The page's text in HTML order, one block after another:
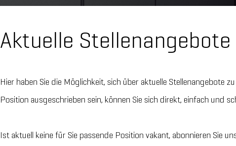
Aktuelle Stellenangebote
Hier haben Sie die Möglichkeit, sich über aktuelle Stellenangebote
Position ausgeschrieben sein, können Sie sich direkt, einfach und
Ist aktuell keine für Sie passende Position vakant, abonnieren Sie